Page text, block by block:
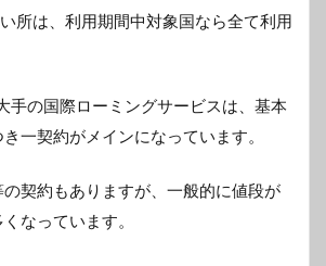
所は、利用期間中対象国なら全て利用
手の国際ローミングサービスは、基本
一契約がメインになっています。
契約もありますが、一般的に値段が
なっています。